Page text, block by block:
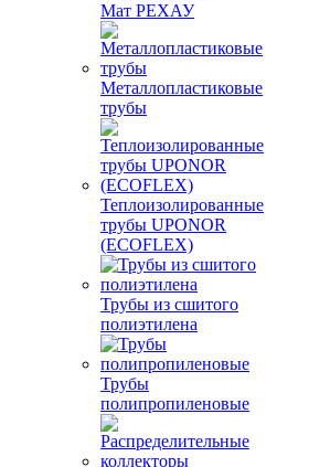
Мат РЕХАУ
Металлопластиковые
трубы
Теплоизолированные
трубы UPONOR
(ECOFLEX)
Трубы из сшитого
полиэтилена
Трубы
полипропиленовые